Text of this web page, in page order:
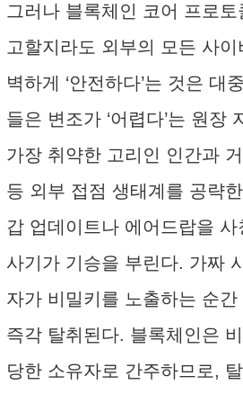
그러나 블록체인 코어 프로
고할지라도 외부의 모든 사이
벽하게 ‘안전하다’는 것은 대
들은 변조가 ‘어렵다’는 원장
가장 취약한 고리인 인간과
등 외부 접점 생태계를 공략
갑 업데이트나 에어드랍을 사
사기가 기승을 부린다. 가짜
자가 비밀키를 노출하는 순
즉각 탈취된다. 블록체인은
당한 소유자로 간주하므로,